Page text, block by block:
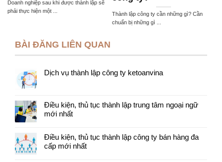
Doanh nghiệp sau khi được thành lập sẽ
phải thực hiện một ...
Thành lập công ty cần những gì? Cần
chuẩn bị những gì ...
BÀI ĐĂNG LIÊN QUAN
Dịch vụ thành lập công ty ketoanvina
Điều kiện, thủ tục thành lập trung tâm ngoại ngữ
mới nhất
Điều kiện, thủ tục thành lập công ty bán hàng đa
cấp mới nhất